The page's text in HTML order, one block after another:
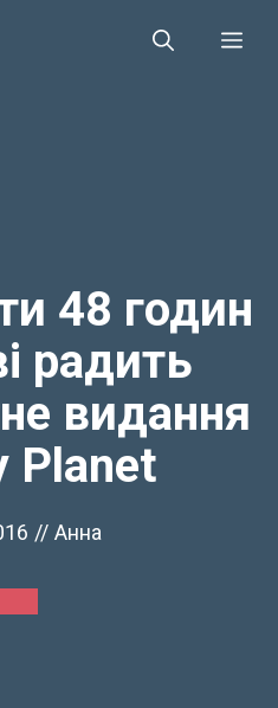
48 годин
радить
видання
Planet
// Анна